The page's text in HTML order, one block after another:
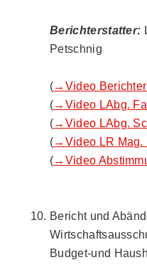
Berichterstatter:
Petschnig
(→Video
(→Video LAbg.
(→Video LAbg.
(→Video LR Mag.
(→Video
Bericht und
Budget-und